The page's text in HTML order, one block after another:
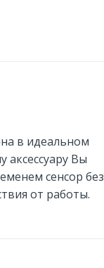
в идеальном
аксессуару Вы
сенсор без
от работы.